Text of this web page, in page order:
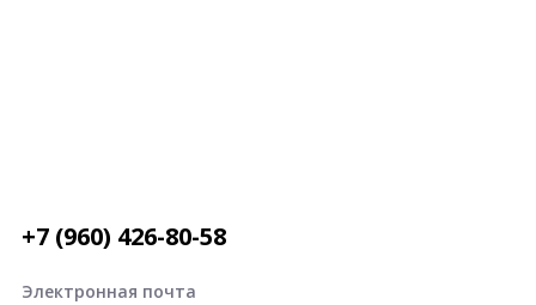
+7 (960) 426-80-58
Электронная почта